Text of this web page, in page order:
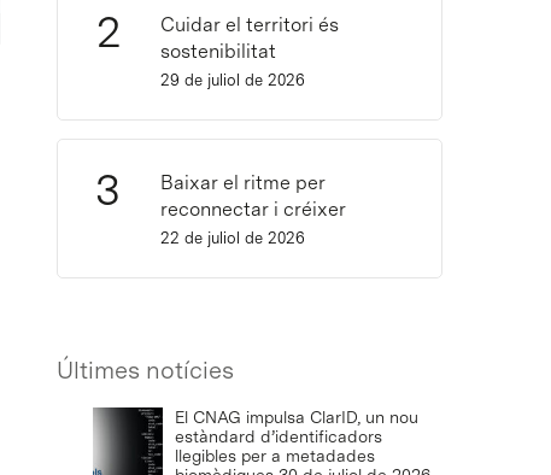
Cuidar el territori és
sostenibilitat
29 de juliol de 2026
Baixar el ritme per
reconnectar i créixer
22 de juliol de 2026
Últimes notícies
El CNAG impulsa ClarID, un nou
estàndard d’identificadors
llegibles per a metadades